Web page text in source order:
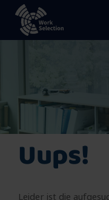
Uups!
Leider ist die